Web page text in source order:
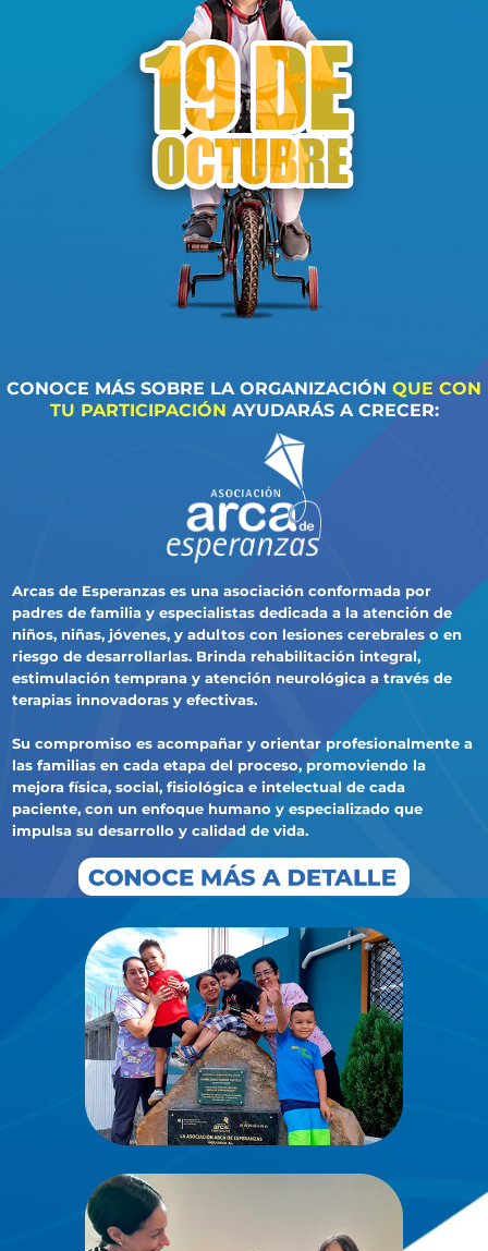
CONOCE MÁS SOBRE LA ORGANIZACIÓN QUE CON
TU PARTICIPACIÓN AYUDARÁS A CRECER:
Arcas de Esperanzas es una asociación conformada por
padres de familia y especialistas dedicada a la atención de
niños, niñas, jóvenes, y adultos con lesiones cerebrales o en
riesgo de desarrollarlas. Brinda rehabilitación integral,
estimulación temprana y atención neurológica a través de
terapias innovadoras y efectivas.
Su compromiso es acompañar y orientar profesionalmente a
las familias en cada etapa del proceso, promoviendo la
mejora física, social, fisiológica e intelectual de cada
paciente, con un enfoque humano y especializado que
impulsa su desarrollo y calidad de vida.